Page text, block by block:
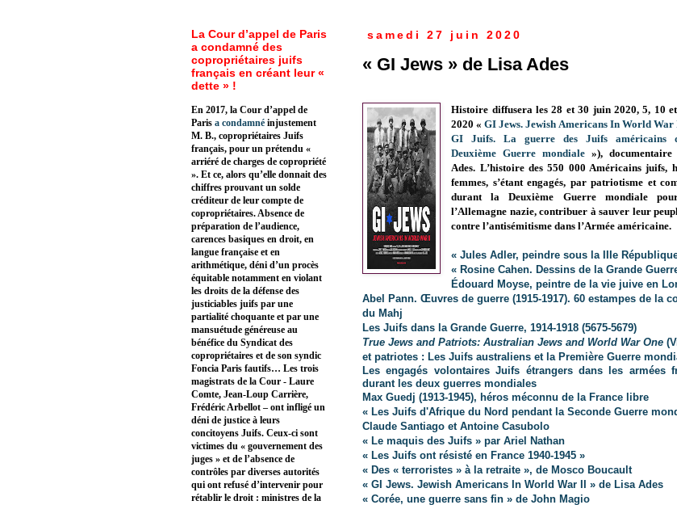
samedi 27 juin 2020
« GI Jews » de Lisa Ades
Histoire diffusera les 28 et 30 juin 2020, 5, 10
2020 «GI Jews. Jewish Americans In World
GI Juifs. La guerre des Juifs américains
Deuxième Guerre mondiale »),
Ades. L’histoire des 550 000 Américains juifs,
femmes, s’étant engagés, par patriotisme et
durant la Deuxième Guerre mondiale
l’Allemagne nazie, contribuer à sauver leur
contre l’antisémitisme dans l’Armée américaine.
« Jules Adler, peindre sous la IIIe
« Rosine Cahen. Dessins de la Grande
Édouard Moyse, peintre de la vie juive en
Abel Pann. Œuvres de guerre (1915-1917). 60 estampes de la
du Mahj
Les Juifs dans la Grande Guerre, 1914-1918 (5675-5679)
True Jews and Patriots: Australian Jews and World War One
et patriotes : Les Juifs australiens et la Première Guerre
Les engagés volontaires Juifs étrangers dans les armées
durant les deux guerres mondiales
Max Guedj (1913-1945), héros méconnu de la France libre
« Les Juifs d'Afrique du Nord pendant la Seconde Guerre
Claude Santiago et Antoine Casubolo
« Le maquis des Juifs » par Ariel Nathan
« Les Juifs ont résisté en France 1940-1945 »
« Des « terroristes » à la retraite », de Mosco Boucault
« GI Jews. Jewish Americans In World War II » de Lisa Ades
« Corée, une guerre sans fin » de John Magio
La Cour d’appel de Paris
a condamné des
copropriétaires juifs
français en créant leur «
dette » !
En 2017, la Cour d’appel de
Paris a condamné injustement
M. B., copropriétaires Juifs
français, pour un prétendu «
arriéré de charges de copropriété
». Et ce, alors qu’elle donnait des
chiffres prouvant un solde
créditeur de leur compte de
copropriétaires. Absence de
préparation de l’audience,
carences basiques en droit, en
langue française et en
arithmétique, déni d’un procès
équitable notamment en violant
les droits de la défense des
justiciables juifs par une
partialité choquante et par une
mansuétude généreuse au
bénéfice du Syndicat des
copropriétaires et de son syndic
Foncia Paris fautifs… Les trois
magistrats de la Cour - Laure
Comte, Jean-Loup Carrière,
Frédéric Arbellot – ont infligé un
déni de justice à leurs
concitoyens Juifs. Ceux-ci sont
victimes du « gouvernement des
juges » et de l’absence de
contrôles par diverses autorités
qui ont refusé d’intervenir pour
rétablir le droit : ministres de la